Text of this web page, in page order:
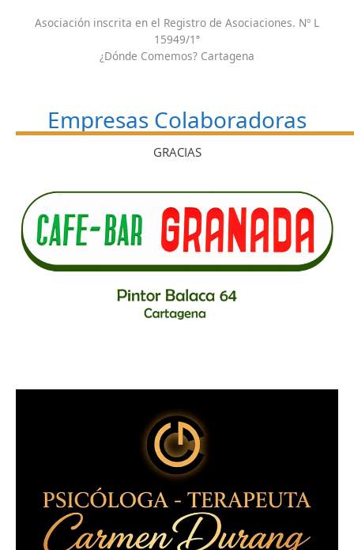
Asociación inscrita en el Registro de Asociaciones. Nº L
15949/1ª
¿Dónde Comemos? Cartagena
Empresas Colaboradoras
GRACIAS